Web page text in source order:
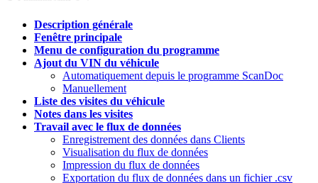
Description générale
Fenêtre principale
Menu de configuration du programme
Ajout du VIN du véhicule
Automatiquement depuis le programme ScanDoc
Manuellement
Liste des visites du véhicule
Notes dans les visites
Travail avec le flux de données
Enregistrement des données dans Clients
Visualisation du flux de données
Impression du flux de données
Exportation du flux de données dans un fichier .csv